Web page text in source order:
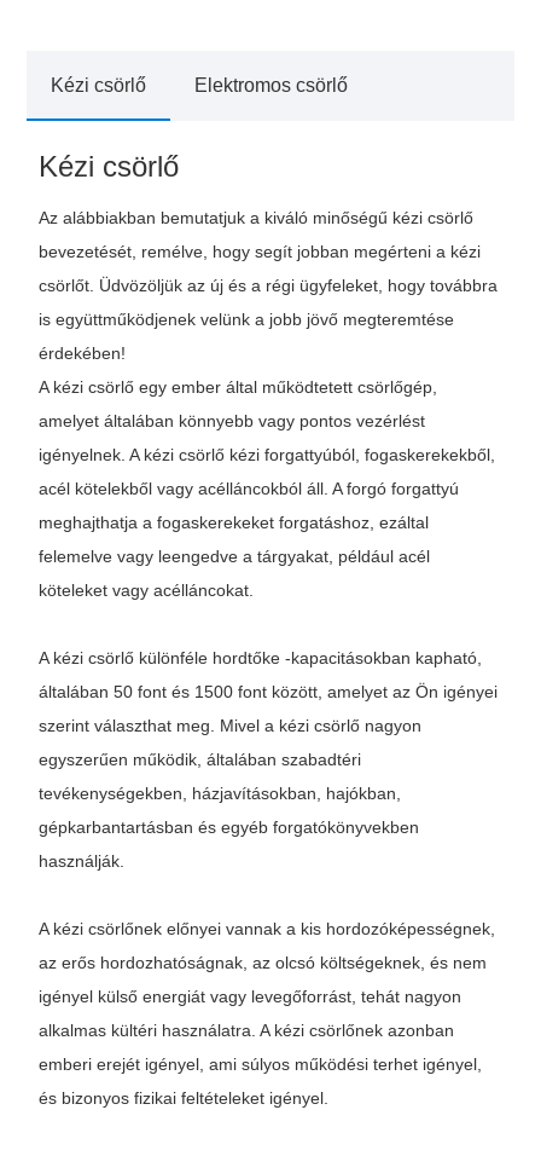
Kézi csörlő Elektromos csörlő
Kézi csörlő
Az alábbiakban bemutatjuk a kiváló minőségű kézi csörlő
bevezetését, remélve, hogy segít jobban megérteni a kézi
csörlőt. Üdvözöljük az új és a régi ügyfeleket, hogy továbbra
is együttműködjenek velünk a jobb jövő megteremtése
érdekében!
A kézi csörlő egy ember által működtetett csörlőgép,
amelyet általában könnyebb vagy pontos vezérlést
igényelnek. A kézi csörlő kézi forgattyúból, fogaskerekekből,
acél kötelekből vagy acélláncokból áll. A forgó forgattyú
meghajthatja a fogaskerekeket forgatáshoz, ezáltal
felemelve vagy leengedve a tárgyakat, például acél
köteleket vagy acélláncokat.
A kézi csörlő különféle hordtőke -kapacitásokban kapható,
általában 50 font és 1500 font között, amelyet az Ön igényei
szerint választhat meg. Mivel a kézi csörlő nagyon
egyszerűen működik, általában szabadtéri
tevékenységekben, házjavításokban, hajókban,
gépkarbantartásban és egyéb forgatókönyvekben
használják.
A kézi csörlőnek előnyei vannak a kis hordozóképességnek,
az erős hordozhatóságnak, az olcsó költségeknek, és nem
igényel külső energiát vagy levegőforrást, tehát nagyon
alkalmas kültéri használatra. A kézi csörlőnek azonban
emberi erejét igényel, ami súlyos működési terhet igényel,
és bizonyos fizikai feltételeket igényel.